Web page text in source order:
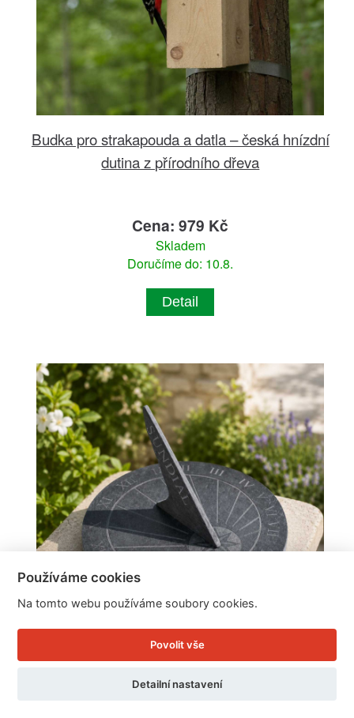
Budka pro strakapouda a datla – česká hnízdní
dutina z přírodního dřeva
Cena: 979 Kč
Skladem
Doručíme do: 10.8.
Detail
Sluneční hodiny břidlicové 25x25x1,6cm
Používáme cookies
Na tomto webu používáme soubory cookies.
Povolit vše
Detailní nastavení